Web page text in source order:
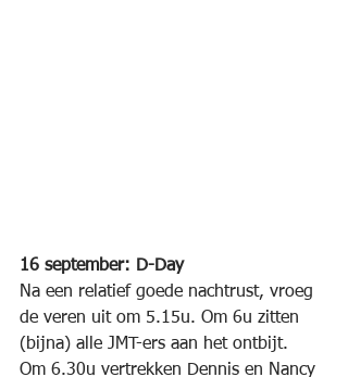
16 september: D-Day
Na een relatief goede nachtrust, vroeg
de veren uit om 5.15u. Om 6u zitten
(bijna) alle JMT-ers aan het ontbijt.
Om 6.30u vertrekken Dennis en Nancy